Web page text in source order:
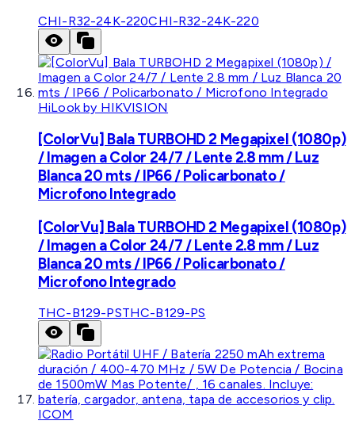
CHI-R32-24K-220CHI-R32-24K-220
HiLook by HIKVISION
[ColorVu] Bala TURBOHD 2 Megapixel (1080p)
/ Imagen a Color 24/7 / Lente 2.8 mm / Luz
Blanca 20 mts / IP66 / Policarbonato /
Microfono Integrado
[ColorVu] Bala TURBOHD 2 Megapixel (1080p)
/ Imagen a Color 24/7 / Lente 2.8 mm / Luz
Blanca 20 mts / IP66 / Policarbonato /
Microfono Integrado
THC-B129-PSTHC-B129-PS
ICOM